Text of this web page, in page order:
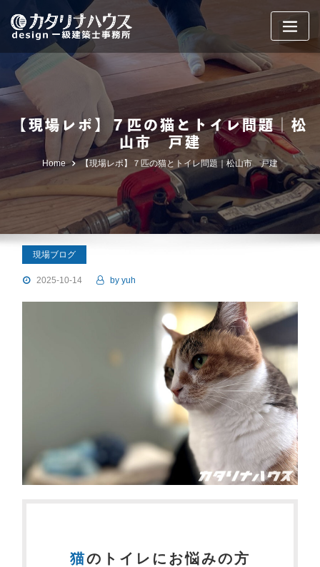
content
【現場レポ】７匹の猫とトイレ問題｜松
山市 戸建
Home 【現場レポ】７匹の猫とトイレ問題｜松山市 戸建
現場ブログ
2025-10-14 by yuh
猫のトイレにお悩みの方